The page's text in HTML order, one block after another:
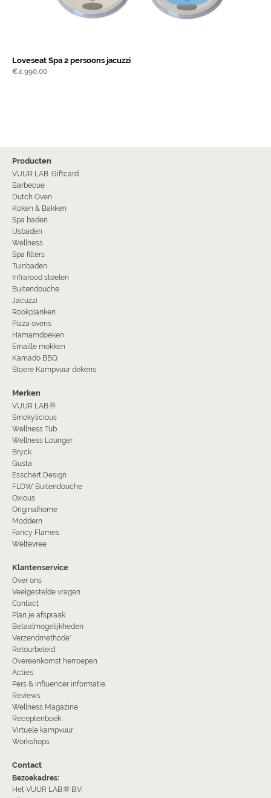
Loveseat Spa 2 persoons jacuzzi
€4.990,00
Producten
VUUR LAB. Giftcard
Barbecue
Dutch Oven
Koken & Bakken
Spa baden
IJsbaden
Wellness
Spa filters
Tuinbaden
Infrarood stoelen
Buitendouche
Jacuzzi
Rookplanken
Pizza ovens
Hamamdoeken
Emaille mokken
Kamado BBQ
Stoere Kampvuur dekens
Merken
VUUR LAB.®
Smokylicious
Wellness Tub
Wellness Lounger
Bryck
Gusta
Esschert Design
FLOW Buitendouche
Oxious
Originalhome
Moddern
Fancy Flames
Weltevree
Klantenservice
Over ons
Veelgestelde vragen
Contact
Plan je afspraak
Betaalmogelijkheden
Verzendmethode*
Retourbeleid
Overeenkomst herroepen
Acties
Pers & influencer informatie
Reviews
Wellness Magazine
Receptenboek
Virtuele kampvuur
Workshops
Contact
Bezoekadres:
Het VUUR LAB.® B.V.